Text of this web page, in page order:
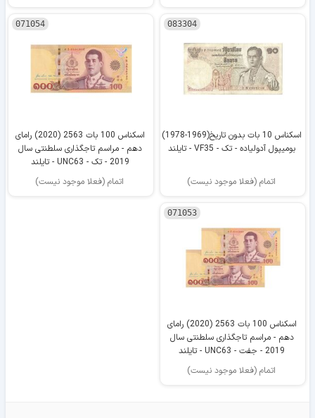
083304
اسکناس 10 بات بدون تاریخ(1969-1978)
بومیپول آدولیاده - تک - VF35 - تایلند
اتمام (فعلا موجود نیست)
071054
اسکناس 100 بات 2563 (2020) رامای
دهم - مراسم تاجگذاری سلطنتی سال
2019 - تک - UNC63 - تایلند
اتمام (فعلا موجود نیست)
071053
اسکناس 100 بات 2563 (2020) رامای
دهم - مراسم تاجگذاری سلطنتی سال
2019 - جفت - UNC63 - تایلند
اتمام (فعلا موجود نیست)